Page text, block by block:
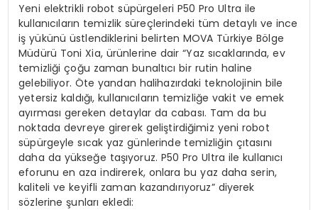
Yeni elektrikli robot süpürgeleri P50 Pro Ultra ile
kullanıcıların temizlik süreçlerindeki tüm detaylı ve ince
iş yükünü üstlendiklerini belirten MOVA Türkiye Bölge
Müdürü Toni Xia, ürünlerine dair “Yaz sıcaklarında, ev
temizliği çoğu zaman bunaltıcı bir rutin haline
gelebiliyor. Öte yandan halihazırdaki teknolojinin bile
yetersiz kaldığı, kullanıcıların temizliğe vakit ve emek
ayırması gereken detaylar da cabası. Tam da bu
noktada devreye girerek geliştirdiğimiz yeni robot
süpürgeyle sıcak yaz günlerinde temizliğin çıtasını
daha da yükseğe taşıyoruz. P50 Pro Ultra ile kullanıcı
eforunu en aza indirerek, onlara bu yaz daha serin,
kaliteli ve keyifli zaman kazandırıyoruz” diyerek
sözlerine şunları ekledi: